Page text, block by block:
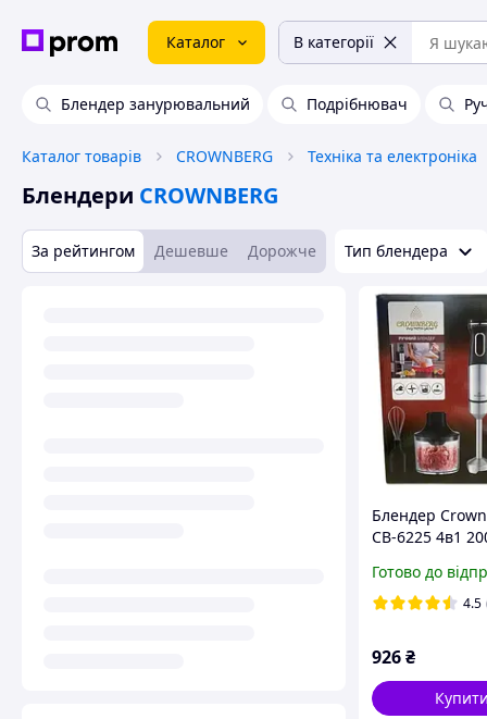
Каталог В категорії
Блендер занурювальний Подрібнювач
Каталог товарів CROWNBERG Техніка та електроніка
Блендери CROWNBERG
За рейтингом Дешевше Дорожче Тип блендера
Блендер
СВ-6225 4в1
кухонний
Готово до
4.5
926₴
Купити